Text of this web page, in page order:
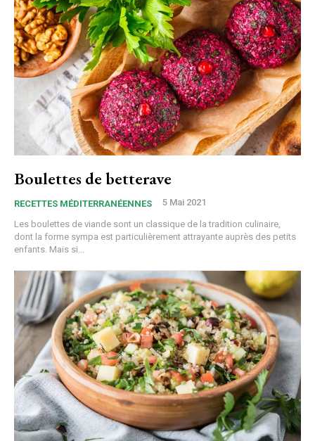
Boulettes de betterave
RECETTES MÉDITERRANÉENNES 5 Mai 2021
Les boulettes de viande sont un classique de la tradition culinaire,
dont la forme sympa est particulièrement attrayante auprès des petits
enfants. Mais si...